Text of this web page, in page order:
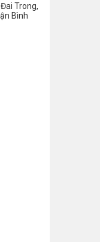
Trong,
Bình